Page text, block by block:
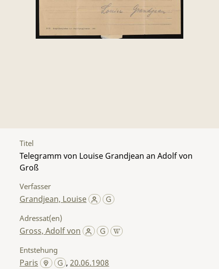
Titel
Telegramm von Louise Grandjean an Adolf von
Groß
Verfasser
Grandjean, Louise
Adressat(en)
Gross, Adolf von
Entstehung
Paris ,20.06.1908